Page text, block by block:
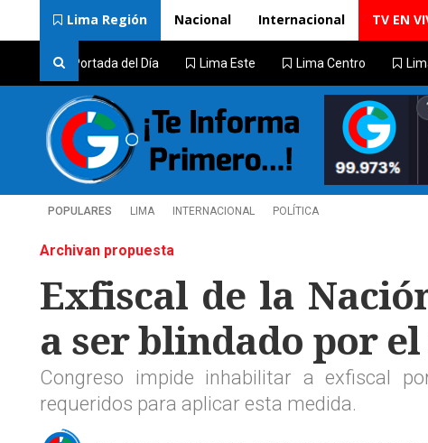
Lima Región Nacional Internacional TV EN
Portada del Día Lima Este Lima Centro
POPULARES LIMA INTERNACIONAL POLÍTICA
Archivan propuesta
Exfiscal de la
a ser blindado por el
Congreso impide inhabilitar a exfiscal
requeridos para aplicar esta medida.